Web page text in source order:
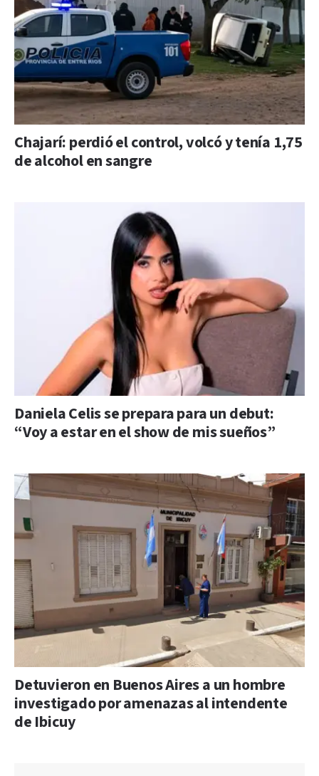
Chajarí: perdió el control, volcó y tenía 1,75
de alcohol en sangre
Daniela Celis se prepara para un debut:
“Voy a estar en el show de mis sueños”
Detuvieron en Buenos Aires a un hombre
investigado por amenazas al intendente
de Ibicuy